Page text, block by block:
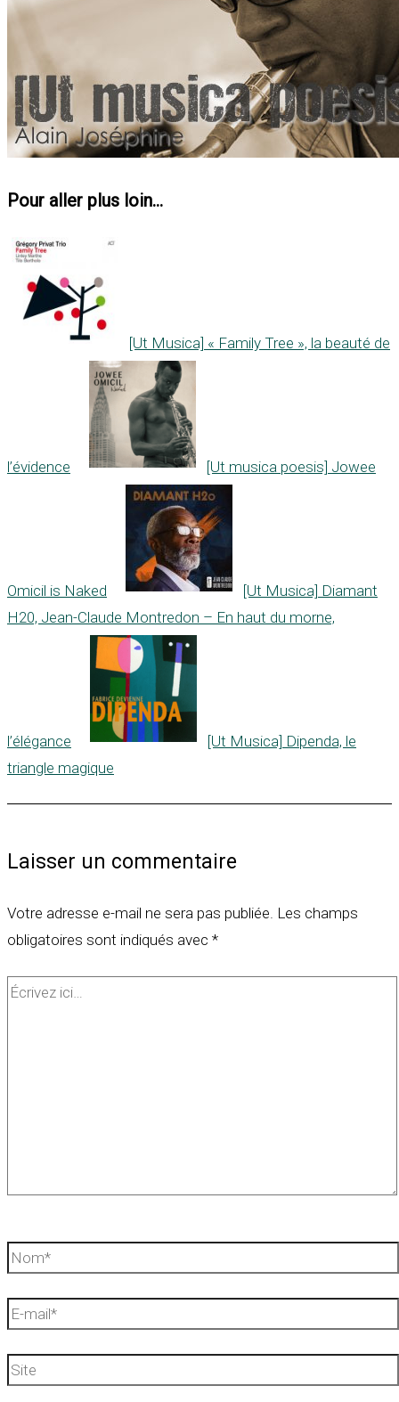
Pour aller plus loin...
[Ut Musica] « Family Tree », la beauté de
l’évidence [Ut musica poesis] Jowee
Omicil is Naked
[Ut Musica] Diamant
H20, Jean-Claude Montredon – En haut du morne,
l’élégance
[Ut Musica] Dipenda, le
triangle magique
Laisser un commentaire
Votre adresse e-mail ne sera pas publiée. Les champs
obligatoires sont indiqués avec *
Écrivez
Nom*
E-
Site